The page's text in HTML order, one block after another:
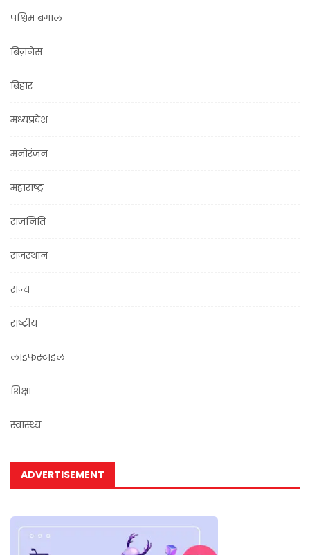
पश्चिम बंगाल
बिज़नेस
बिहार
मध्यप्रदेश
मनोरंजन
महाराष्ट्र
राजनिति
राजस्थान
राज्य
राष्ट्रीय
लाइफस्टाइल
शिक्षा
स्वास्थ्य
ADVERTISEMENT